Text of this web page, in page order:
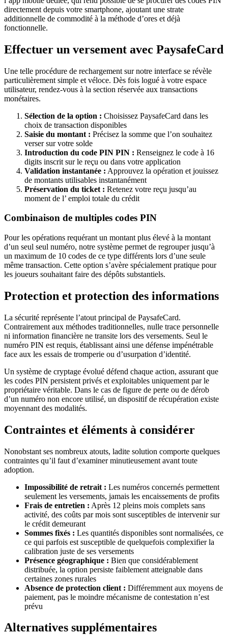
directement depuis votre smartphone, ajoutant une strate
additionnelle de commodité à la méthode d’ores et déjà
fonctionnelle.
Effectuer un versement avec PaysafeCard
Une telle procédure de rechargement sur notre interface se révèle
particulièrement simple et véloce. Dès fois logué à votre espace
utilisateur, rendez-vous à la section réservée aux transactions
monétaires.
Sélection de la option : Choisissez PaysafeCard dans les
choix de transaction disponibles
Saisie du montant : Précisez la somme que l’on souhaitez
verser sur votre solde
Introduction du code PIN PIN : Renseignez le code à 16
digits inscrit sur le reçu ou dans votre application
Validation instantanée : Approuvez la opération et jouissez
de montants utilisables instantanément
Préservation du ticket : Retenez votre reçu jusqu’au
moment de l’ emploi totale du crédit
Combinaison de multiples codes PIN
Pour les opérations requérant un montant plus élevé à la montant
d’un seul seul numéro, notre système permet de regrouper jusqu’à
un maximum de 10 codes de ce type différents lors d’une seule
même transaction. Cette option s’avère spécialement pratique pour
les joueurs souhaitant faire des dépôts substantiels.
Protection et protection des informations
La sécurité représente l’atout principal de PaysafeCard.
Contrairement aux méthodes traditionnelles, nulle trace personnelle
ni information financière ne transite lors des versements. Seul le
numéro PIN est requis, établissant ainsi une défense impénétrable
face aux les essais de tromperie ou d’usurpation d’identité.
Un système de cryptage évolué défend chaque action, assurant que
les codes PIN persistent privés et exploitables uniquement par le
propriétaire véritable. Dans le cas de figure de perte ou de dérob
d’un numéro non encore utilisé, un dispositif de récupération existe
moyennant des modalités.
Contraintes et éléments à considérer
Nonobstant ses nombreux atouts, ladite solution comporte quelques
contraintes qu’il faut d’examiner minutieusement avant toute
adoption.
Impossibilité de retrait : Les numéros concernés permettent
seulement les versements, jamais les encaissements de profits
Frais de entretien : Après 12 pleins mois complets sans
activité, des coûts par mois sont susceptibles de intervenir sur
le crédit demeurant
Sommes fixés : Les quantités disponibles sont normalisées, ce
ce qui parfois est susceptible de quelquefois complexifier la
calibration juste de ses versements
Présence géographique : Bien que considérablement
distribuée, la option persiste faiblement atteignable dans
certaines zones rurales
Absence de protection client : Différemment aux moyens de
paiement, pas le moindre mécanisme de contestation n’est
prévu
Alternatives supplémentaires